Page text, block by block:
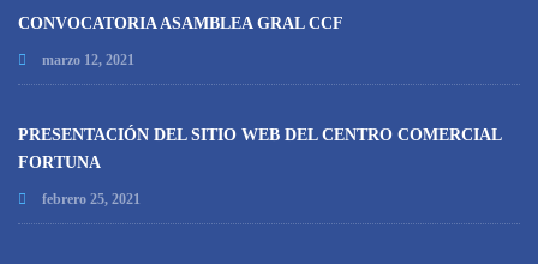
CONVOCATORIA ASAMBLEA GRAL CCF
marzo 12, 2021
PRESENTACIÓN DEL SITIO WEB DEL CENTRO COMERCIAL
FORTUNA
febrero 25, 2021